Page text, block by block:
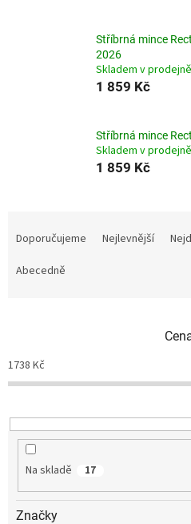
Stříbrná mince
2026
Skladem v prodejně
1 859 Kč
Stříbrná mince
Skladem v prodejně
1 859 Kč
o
d
k
t
Doporučujeme Nejlevnější
Abecedně
1738 Kč
Na skladě 17
Značky